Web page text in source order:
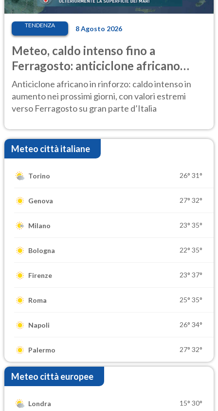
TENDENZA 8 Agosto 2026
Meteo, caldo intenso fino a
Ferragosto: anticiclone africano
ancora protagonista
Anticiclone africano in rinforzo: caldo intenso in
aumento nei prossimi giorni, con valori estremi
verso Ferragosto su gran parte d’Italia
Meteo città italiane
Torino 26° 31°
Genova 27° 32°
Milano 23° 35°
Bologna 22° 35°
Firenze 23° 37°
Roma 25° 35°
Napoli 26° 34°
Palermo 27° 32°
Meteo città europee
Londra 15° 30°